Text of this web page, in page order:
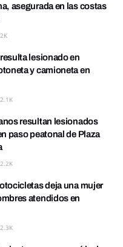
asegurada en las costas
2K
lesionado en
y camioneta en
2.1K
resultan lesionados
paso peatonal de Plaza
2.2K
deja una mujer
atendidos en
2.3K